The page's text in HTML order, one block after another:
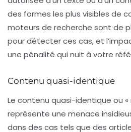
des formes les plus visibles de
moteurs de recherche sont de
pour détecter ces cas, et
une pénalité qui nuit à votre
Contenu quasi-identique
Le contenu quasi-identique ou
représente une menace
dans des cas tels que des